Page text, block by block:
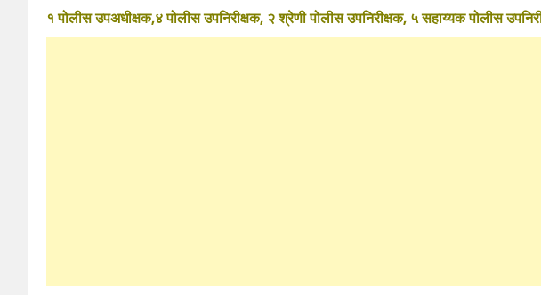
१ पोलीस उपअधीक्षक,४ पोलीस उपनिरीक्षक, २ श्रेणी पोलीस उपनिरीक्षक, ५ सहाय्यक पोलीस